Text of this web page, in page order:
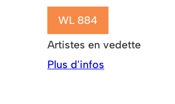
WL 884
Artistes en vedette
Plus d'infos